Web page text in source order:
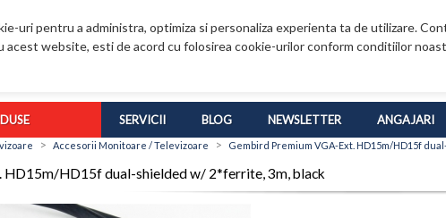
uri pentru a administra, optimiza si personaliza experienta ta de utilizare.
acest website, esti de acord cu folosirea cookie-urilor conform conditiilor
SERVICII BLOG NEWSLETTER ANGAJARI
> Accesorii Monitoare / Televizoare > Gembird Premium VGA-Ext. HD15m/HD15f
HD15m/HD15f dual-shielded w/ 2*ferrite, 3m, black